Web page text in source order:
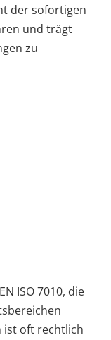
der sofortigen
und trägt
zu
ISO 7010, die
ist oft rechtlich